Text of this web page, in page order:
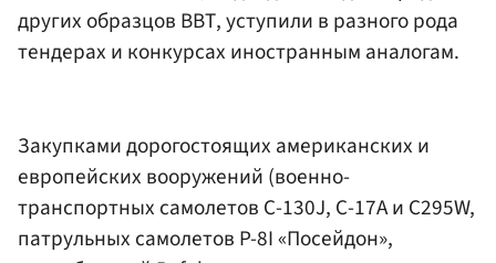
других образцов ВВТ, уступили в разного рода
тендерах и конкурсах иностранным аналогам.
Закупками дорогостоящих американских и
европейских вооружений (военно-
транспортных самолетов С-130J, С-17А и C295W,
патрульных самолетов P-8I «Посейдон»,